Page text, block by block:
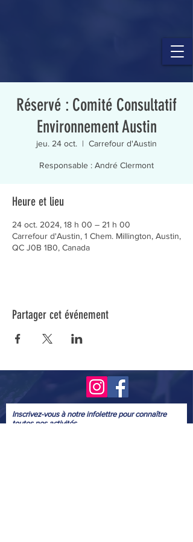
Réservé : Comité Consultatif
Environnement Austin
jeu. 24 oct.
  |
Carrefour d'Austin
Responsable : André Clermont
Heure et lieu
24 oct. 2024, 18 h 00 – 21 h 00
Carrefour d'Austin, 1 Chem. Millington, Austin,
QC J0B 1B0, Canada
Partager cet événement
Inscrivez-vous à notre infolettre pour connaître
toutes nos activités.